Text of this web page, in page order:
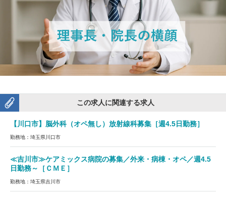
この求人に関連する求人
【川口市】脳外科（オペ無し）放射線科募集［週4.5日勤務］
勤務地：埼玉県川口市
≪吉川市≫ケアミックス病院の募集／外来・病棟・オペ／週4.5
日勤務～［ＣＭＥ］
勤務地：埼玉県吉川市